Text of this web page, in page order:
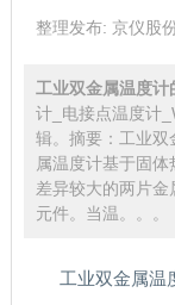
整理发布: 京仪股
工业双金属温度计
计_电接点温度计
辑。摘要：工业双
属温度计基于固
差异较大的两片
元件。当温。。。
工业双金属温